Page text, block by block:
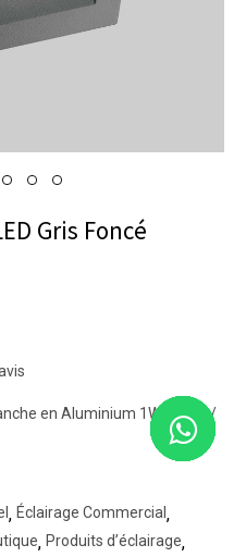
Gris Foncé
en Aluminium 1W / SMD /
, Éclairage Commercial,
, Produits d’éclairage,